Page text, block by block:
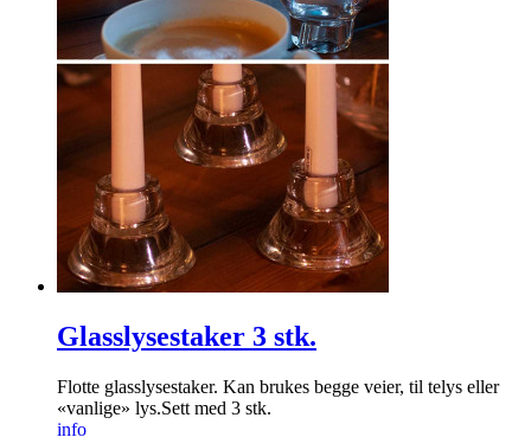
Glasslysestaker 3 stk.
Flotte glasslysestaker. Kan brukes begge veier, til telys eller
«vanlige» lys.Sett med 3 stk.
info